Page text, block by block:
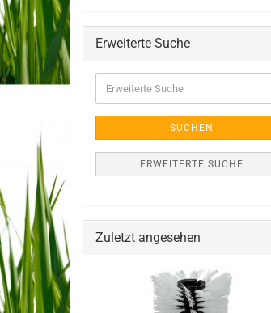
Erweiterte Suche
Suche
SUCHEN
ERWEITERTE SUCHE
Zuletzt angesehen